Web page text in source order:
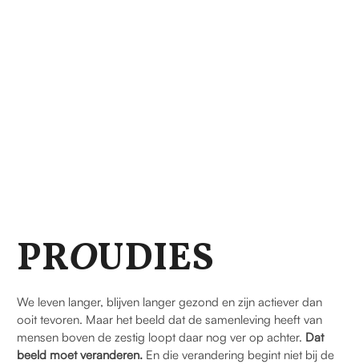
PROUDIES
We leven langer, blijven langer gezond en zijn actiever dan
ooit tevoren. Maar het beeld dat de samenleving heeft van
mensen boven de zestig loopt daar nog ver op achter. Dat
beeld moet veranderen. En die verandering begint niet bij de